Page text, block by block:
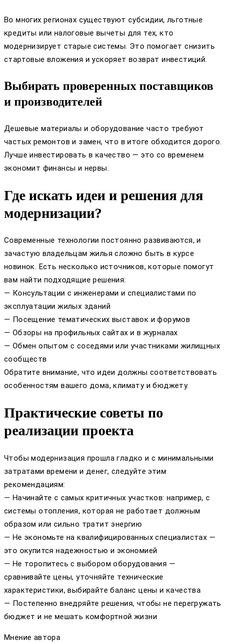
Во многих регионах существуют субсидии, льготные
кредиты или налоговые вычеты для тех, кто
модернизирует старые системы. Это помогает снизить
стартовые вложения и ускоряет возврат инвестиций.
Выбирать проверенных поставщиков
и производителей
Дешевые материалы и оборудование часто требуют
частых ремонтов и замен, что в итоге обходится дорого.
Лучше инвестировать в качество — это со временем
экономит финансы и нервы.
Где искать идеи и решения для
модернизации?
Современные технологии постоянно развиваются, и
зачастую владельцам жилья сложно быть в курсе
новинок. Есть несколько источников, которые помогут
вам найти подходящие решения:
— Консультации с инженерами и специалистами по
эксплуатации жилых зданий
— Посещение тематических выставок и форумов
— Обзоры на профильных сайтах и в журналах
— Обмен опытом с соседями или участниками жилищных
сообществ
Обратите внимание, что идеи должны соответствовать
особенностям вашего дома, климату и бюджету.
Практические советы по
реализации проекта
Чтобы модернизация прошла гладко и с минимальными
затратами времени и денег, следуйте этим
рекомендациям:
— Начинайте с самых критичных участков: например, с
системы отопления, которая не работает должным
образом или сильно тратит энергию
— Не экономьте на квалифицированных специалистах —
это окупится надежностью и экономией
— Не торопитесь с выбором оборудования —
сравнивайте цены, уточняйте технические
характеристики, выбирайте баланс цены и качества
— Постепенно внедряйте решения, чтобы не перегружать
бюджет и не мешать комфортной жизни
Мнение автора